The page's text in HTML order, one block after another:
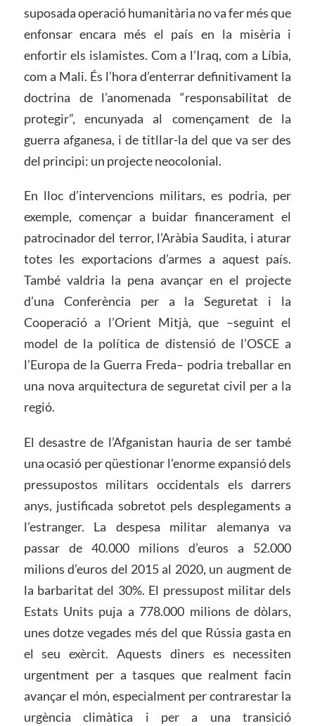
suposada operació humanitària no va fer més que
enfonsar encara més el país en la misèria i
enfortir els islamistes. Com a l’Iraq, com a Líbia,
com a Mali. És l’hora d’enterrar definitivament la
doctrina de l’anomenada “responsabilitat de
protegir”, encunyada al començament de la
guerra afganesa, i de titllar-la del que va ser des
del principi: un projecte neocolonial.
En lloc d’intervencions militars, es podria, per
exemple, començar a buidar financerament el
patrocinador del terror, l’Aràbia Saudita, i aturar
totes les exportacions d’armes a aquest país.
També valdria la pena avançar en el projecte
d’una Conferència per a la Seguretat i la
Cooperació a l’Orient Mitjà, que –seguint el
model de la política de distensió de l’OSCE a
l’Europa de la Guerra Freda– podria treballar en
una nova arquitectura de seguretat civil per a la
regió.
El desastre de l’Afganistan hauria de ser també
una ocasió per qüestionar l’enorme expansió dels
pressupostos militars occidentals els darrers
anys, justificada sobretot pels desplegaments a
l’estranger. La despesa militar alemanya va
passar de 40.000 milions d’euros a 52.000
milions d’euros del 2015 al 2020, un augment de
la barbaritat del 30%. El pressupost militar dels
Estats Units puja a 778.000 milions de dòlars,
unes dotze vegades més del que Rússia gasta en
el seu exèrcit. Aquests diners es necessiten
urgentment per a tasques que realment facin
avançar el món, especialment per contrarestar la
urgència climàtica i per a una transició